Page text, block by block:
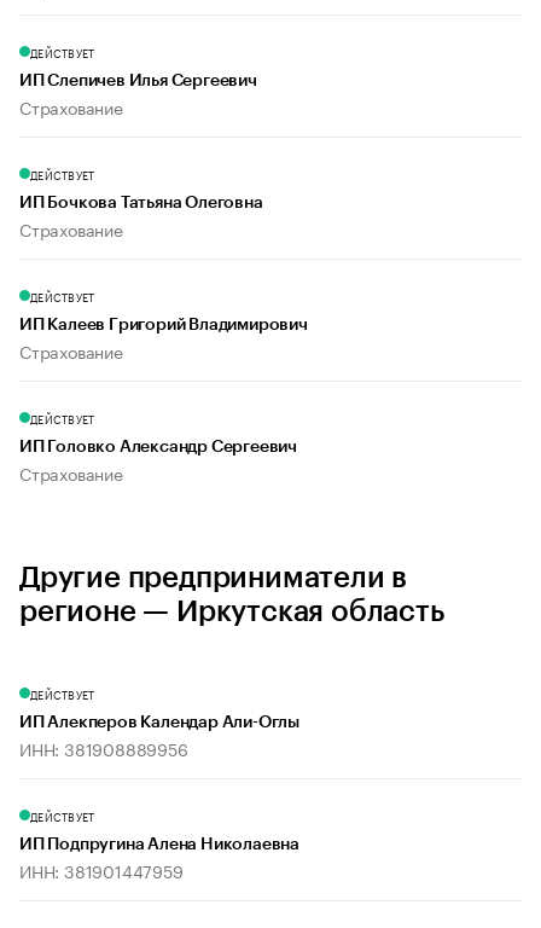
ДЕЙСТВУЕТ
ИП Слепичев Илья Сергеевич
Страхование
ДЕЙСТВУЕТ
ИП Бочкова Татьяна Олеговна
Страхование
ДЕЙСТВУЕТ
ИП Калеев Григорий Владимирович
Страхование
ДЕЙСТВУЕТ
ИП Головко Александр Сергеевич
Страхование
Другие предприниматели в
регионе — Иркутская область
ДЕЙСТВУЕТ
ИП Алекперов Календар Али-Оглы
ИНН: 381908889956
ДЕЙСТВУЕТ
ИП Подпругина Алена Николаевна
ИНН: 381901447959